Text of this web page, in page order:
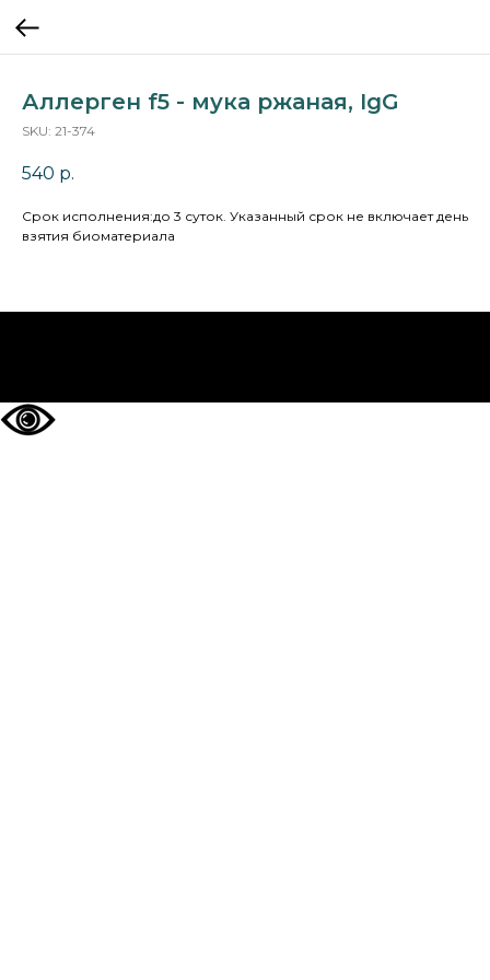
Аллерген f5 - мука ржаная, IgG
SKU: 21-374
540 р.
Cрок исполнения:до 3 суток. Указанный срок не включает день
взятия биоматериала